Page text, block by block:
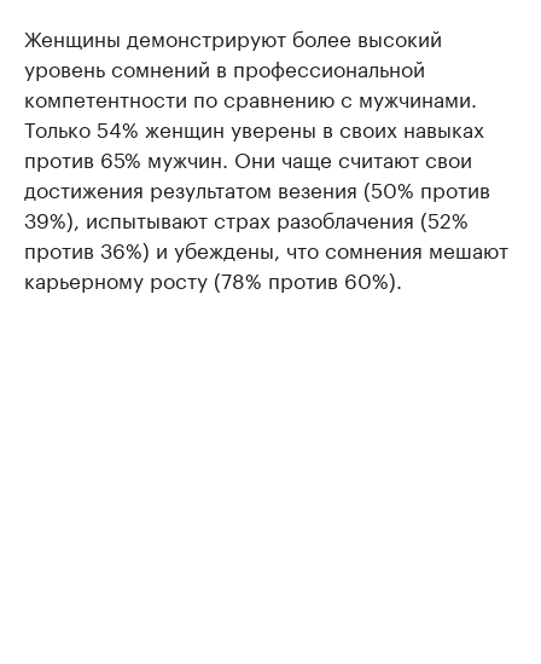
Женщины демонстрируют более высокий
уровень сомнений в профессиональной
компетентности по сравнению с мужчинами.
Только 54% женщин уверены в своих навыках
против 65% мужчин. Они чаще считают свои
достижения результатом везения (50% против
39%), испытывают страх разоблачения (52%
против 36%) и убеждены, что сомнения мешают
карьерному росту (78% против 60%).